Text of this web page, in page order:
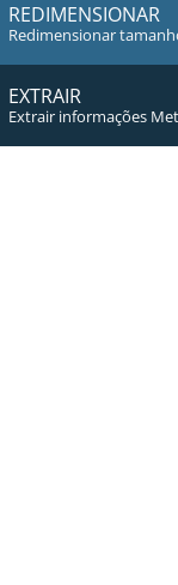
REDIMENSIONAR
Redimensionar
EXTRAIR
Extrair informações